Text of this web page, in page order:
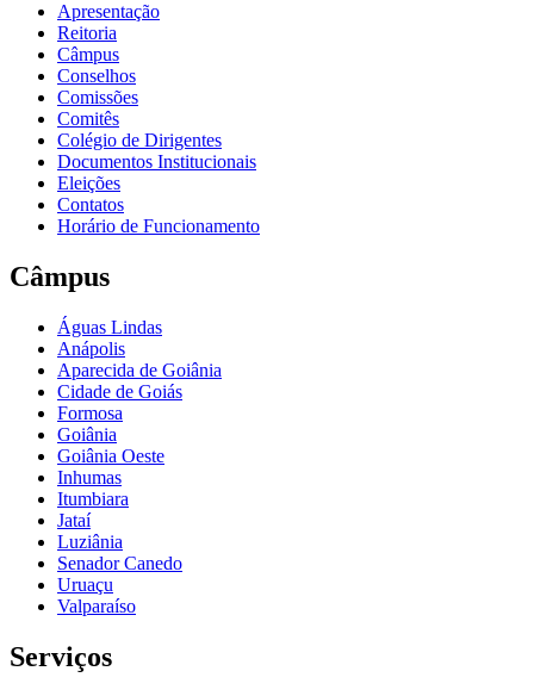
Apresentação
Reitoria
Câmpus
Conselhos
Comissões
Comitês
Colégio de Dirigentes
Documentos Institucionais
Eleições
Contatos
Horário de Funcionamento
Câmpus
Águas Lindas
Anápolis
Aparecida de Goiânia
Cidade de Goiás
Formosa
Goiânia
Goiânia Oeste
Inhumas
Itumbiara
Jataí
Luziânia
Senador Canedo
Uruaçu
Valparaíso
Serviços